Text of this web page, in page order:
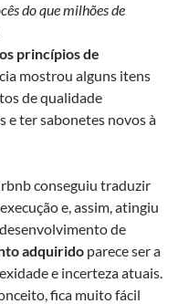
do que milhões de
princípios de
mostrou alguns itens
de qualidade
e ter sabonetes novos à
conseguiu traduzir
e, assim, atingiu
de
adquirido parece ser a
e incerteza atuais.
fica muito fácil